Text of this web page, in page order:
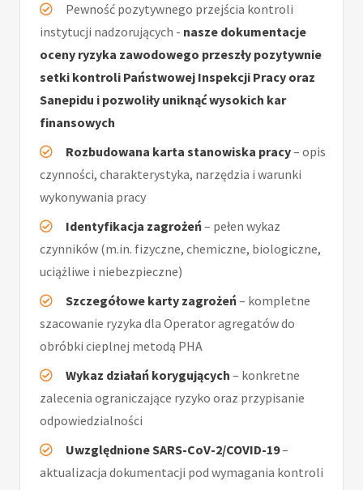
Pewność pozytywnego przejścia kontroli
instytucji nadzorujących - nasze dokumentacje
oceny ryzyka zawodowego przeszły pozytywnie
setki kontroli Państwowej Inspekcji Pracy oraz
Sanepidu i pozwoliły uniknąć wysokich kar
finansowych
Rozbudowana karta stanowiska pracy– opis
czynności, charakterystyka, narzędzia i warunki
wykonywania pracy
Identyfikacja zagrożeń– pełen wykaz
czynników (m.in. fizyczne, chemiczne, biologiczne,
uciążliwe i niebezpieczne)
Szczegółowe karty zagrożeń– kompletne
szacowanie ryzyka dla Operator agregatów do
obróbki cieplnej metodą PHA
Wykaz działań korygujących – konkretne
zalecenia ograniczające ryzyko oraz przypisanie
odpowiedzialności
Uwzględnione SARS-CoV-2/COVID-19–
aktualizacja dokumentacji pod wymagania kontroli